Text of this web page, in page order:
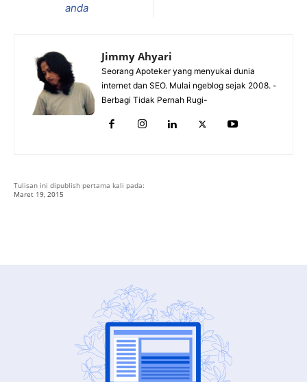
anda
Jimmy Ahyari
Seorang Apoteker yang menyukai dunia
internet dan SEO. Mulai ngeblog sejak 2008. -
Berbagi Tidak Pernah Rugi-
Tulisan ini dipublish pertama kali pada:
Maret 19, 2015